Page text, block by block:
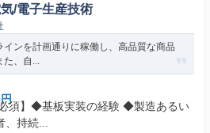
/電子生産技術
ンを計画通りに稼働し、高品質な商品
た、自...
須】◆基板実装の経験 ◆製造あるい
持続...